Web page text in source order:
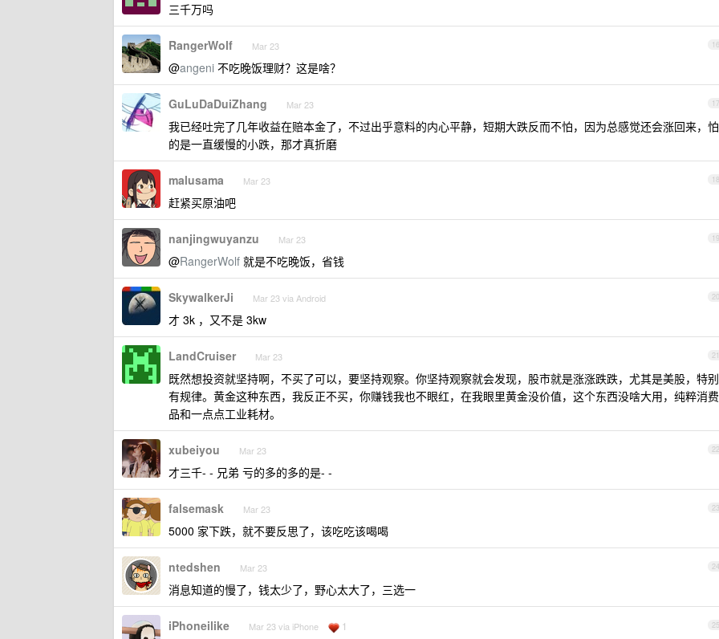
三千万吗
16
RangerWolf Mar 23
@angeni 不吃晚饭理财？这是啥？
17
GuLuDaDuiZhang Mar 23
我已经吐完了几年收益在赔本金了，不过出乎意料的内心平静，短期大跌反而不怕，因为总感觉还会涨回来，怕
的是一直缓慢的小跌，那才真折磨
18
malusama Mar 23
赶紧买原油吧
19
nanjingwuyanzu Mar 23
@RangerWolf 就是不吃晚饭，省钱
20
SkywalkerJi Mar 23 via Android
才 3k ，又不是 3kw
21
LandCruiser Mar 23
既然想投资就坚持啊，不买了可以，要坚持观察。你坚持观察就会发现，股市就是涨涨跌跌，尤其是美股，特别
有规律。黄金这种东西，我反正不买，你赚钱我也不眼红，在我眼里黄金没价值，这个东西没啥大用，纯粹消费
品和一点点工业耗材。
22
xubeiyou Mar 23
才三千- - 兄弟 亏的多的多的是- -
23
falsemask Mar 23
5000 家下跌，就不要反思了，该吃吃该喝喝
24
ntedshen Mar 23
消息知道的慢了，钱太少了，野心太大了，三选一
25
iPhoneilike Mar 23 via iPhone 1